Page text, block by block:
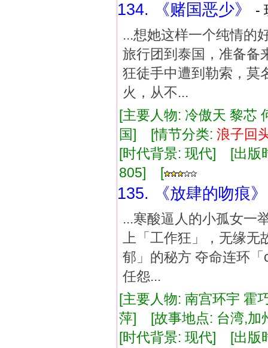
134. 《赌国恶少》
-
...想她这样一个纯情的
旅行团到泰国，准备备
狂徒手中遭到勒索，莫
火，从不...
[主要人物: 冷傲天 黎芯
国] [情节分类: 浪子回
[时代背景: 现代] [出
805] [
135. 《放肆的吻痕》
...寒酸逼人的小孤女一
上「工作狂」，无缘
郁」的秘方 夺命连环
任怨...
[主要人物: 南宫环宇 霍
萍] [故事地点: 台湾,加
[时代背景: 现代] [出